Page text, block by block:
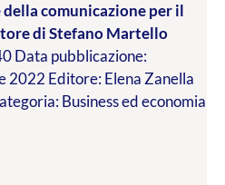
prezzo:
da
€9.99
a
€19.00
della comunicazione per il
di Stefano Martello
Data pubblicazione:
2022 Editore: Elena Zanella
Business ed economia